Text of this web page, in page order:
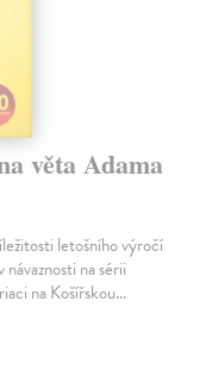
věta Adama
letošního výročí
na sérii
na Košířskou…